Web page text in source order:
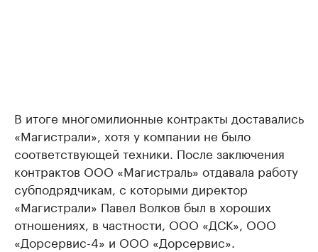
В итоге многомилионные контракты доставались
«Магистрали», хотя у компании не было
соответствующей техники. После заключения
контрактов ООО «Магистраль» отдавала работу
субподрядчикам, с которыми директор
«Магистрали» Павел Волков был в хороших
отношениях, в частности, ООО «ДСК», ООО
«Дорсервис-4» и ООО «Дорсервис».